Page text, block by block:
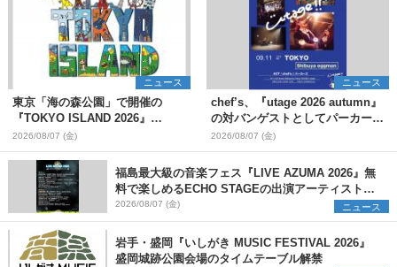
ニュース
東京「海の森公園」で開催の
『TOKYO ISLAND 2026』
BIGMAMA、flumpoolら第3弾出
演者7組を発表 ワークショッ
プ・アート出展者を募集
2026/08/07 (金)
ニュース
chef’s、『utage 2026 autumn』
の対バンゲストとしてパーカーズ
を発表
2026/08/07 (金)
福島最大級の音楽フェス『LIVE AZUMA 2026』無
料で楽しめるECHO STAGEの出演アーティストを
発表
2026/08/07 (金) ニュース
岩手・盛岡『いしがき MUSIC FESTIVAL 2026』
盛岡城跡公園会場のタイムテーブル解禁